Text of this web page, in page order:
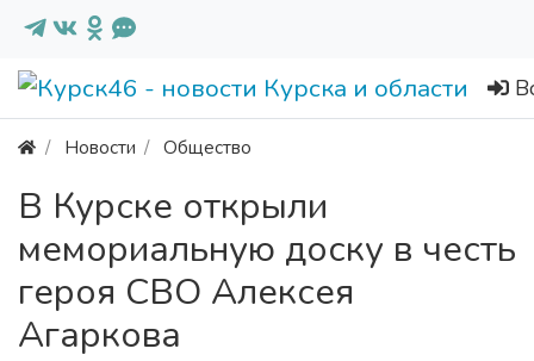
Новости Общество
В Курске открыли
мемориальную доску в честь
героя СВО Алексея
Агаркова